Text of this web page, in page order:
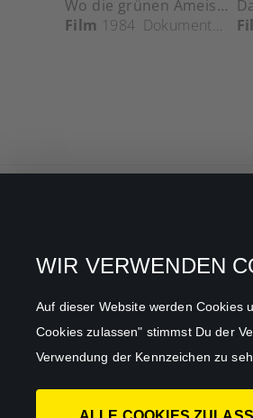
WIR VERWENDEN
Auf dieser Website werden Cookies
Cookies zulassen" stimmst Du der
Verwendung der Kennzeichen zu
Wo die grünen Ameisen träumen
Film 1984 Dokumentation ,
AGB
Impressum